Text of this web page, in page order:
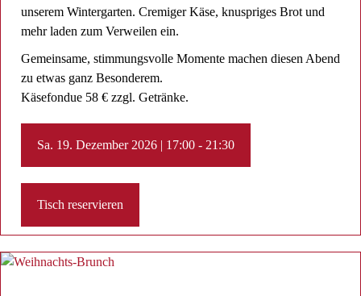
unserem Wintergarten. Cremiger Käse, knuspriges Brot und
mehr laden zum Verweilen ein.
Gemeinsame, stimmungsvolle Momente machen diesen Abend
zu etwas ganz Besonderem.
Käsefondue 58 € zzgl. Getränke.
Sa. 19. Dezember 2026 | 17:00 - 21:30
Tisch reservieren